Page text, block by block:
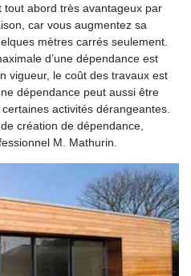
abord très avantageux par
car vous augmentez sa
mètres carrés seulement.
d’une dépendance est
vigueur, le coût des travaux est
dépendance peut aussi être
activités dérangeantes.
création de dépendance,
M. Mathurin.